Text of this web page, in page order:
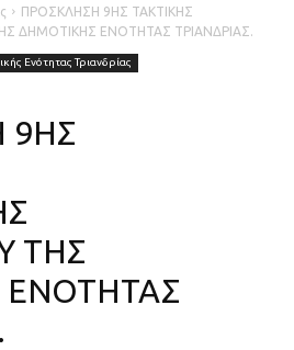
ΠΡΟΣΚΛΗΣΗ 9ΗΣ ΤΑΚΤΙΚΗΣ
ΔΗΜΟΤΙΚΗΣ ΕΝΟΤΗΤΑΣ ΤΡΙΑΝΔΡΙΑΣ.
Ενότητας Τριανδρίας
9ΗΣ
ΤΗΣ